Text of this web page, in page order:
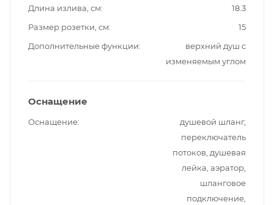
Длина излива, см
18.3
Размер розетки, см
15
Дополнительные функции
верхний душ с
изменяемым углом
Оснащение
Оснащение
душевой шланг,
переключатель
потоков, душевая
лейка, аэратор,
шланговое
подключение,